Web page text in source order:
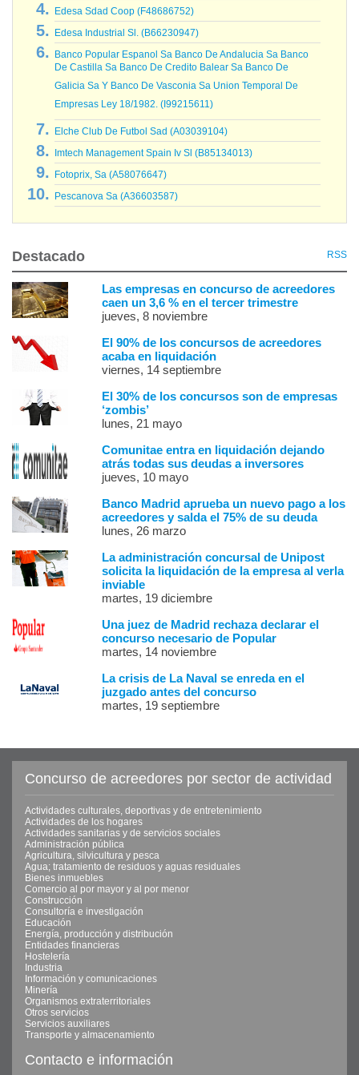
Edesa Sdad Coop (F48686752)
Edesa Industrial Sl. (B66230947)
Banco Popular Espanol Sa Banco De Andalucia Sa Banco
De Castilla Sa Banco De Credito Balear Sa Banco De
Galicia Sa Y Banco De Vasconia Sa Union Temporal De
Empresas Ley 18/1982. (I99215611)
Elche Club De Futbol Sad (A03039104)
Imtech Management Spain Iv Sl (B85134013)
Fotoprix, Sa (A58076647)
Pescanova Sa (A36603587)
Destacado RSS
Las empresas en concurso de acreedores
caen un 3,6 % en el tercer trimestre
jueves, 8 noviembre
El 90% de los concursos de acreedores
acaba en liquidación
viernes, 14 septiembre
El 30% de los concursos son de empresas
‘zombis’
lunes, 21 mayo
Comunitae entra en liquidación dejando
atrás todas sus deudas a inversores
jueves, 10 mayo
Banco Madrid aprueba un nuevo pago a los
acreedores y salda el 75% de su deuda
lunes, 26 marzo
La administración concursal de Unipost
solicita la liquidación de la empresa al verla
inviable
martes, 19 diciembre
Una juez de Madrid rechaza declarar el
concurso necesario de Popular
martes, 14 noviembre
La crisis de La Naval se enreda en el
juzgado antes del concurso
martes, 19 septiembre
Concurso de acreedores por sector de actividad
Actividades culturales, deportivas y de entretenimiento
Actividades de los hogares
Actividades sanitarias y de servicios sociales
Administración pública
Agricultura, silvicultura y pesca
Agua; tratamiento de residuos y aguas residuales
Bienes inmuebles
Comercio al por mayor y al por menor
Construcción
Consultoría e investigación
Educación
Energía, producción y distribución
Entidades financieras
Hostelería
Industria
Información y comunicaciones
Minería
Organismos extraterritoriales
Otros servicios
Servicios auxiliares
Transporte y almacenamiento
Contacto e información